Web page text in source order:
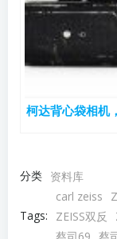
柯达背心袋相
分类 资料库
Tags:
carl zeiss
ZEISS双反